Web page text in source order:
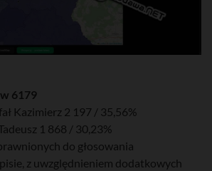
6179
Kazimierz 2 197 / 35,56%
1 868 / 30,23%
do głosowania
z uwzględnieniem dodatkowych